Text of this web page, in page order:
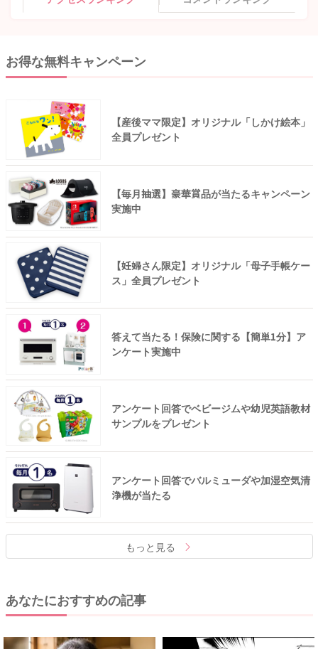
お得な無料キャンペーン
【産後ママ限定】オリジナル「しかけ絵本」
全員プレゼント
【毎月抽選】豪華賞品が当たるキャンペーン
実施中
【妊婦さん限定】オリジナル「母子手帳ケー
ス」全員プレゼント
答えて当たる！保険に関する【簡単1分】ア
ンケート実施中
アンケート回答でベビージムや幼児英語教材
サンプルをプレゼント
アンケート回答でバルミューダや加湿空気清
浄機が当たる
もっと見る
あなたにおすすめの記事